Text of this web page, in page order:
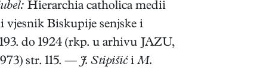
Hierarchia catholica medii
vjesnik Biskupije senjske i
do 1924 (rkp. u arhivu JAZU,
str. 115. —J. StipišićiM.